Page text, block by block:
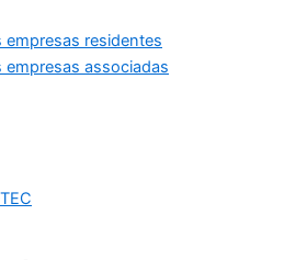
empresas residentes
empresas associadas